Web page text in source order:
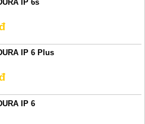
IP 6s
IP 6 Plus
IP 6